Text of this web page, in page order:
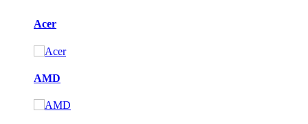
Acer
AMD